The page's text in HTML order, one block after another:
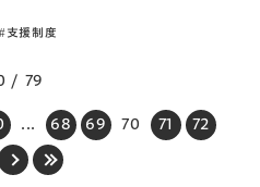
支援制度
/ 79
... 68 69 70 71 72